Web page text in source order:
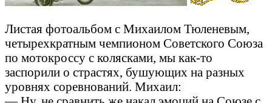
Листая фотоальбом с Михаилом Тюленевым,
четырехкратным чемпионом Советского Союза
по мотокроссу с колясками, мы как-то
заспорили о страстях, бушующих на разных
уровнях соревнований. Михаил: